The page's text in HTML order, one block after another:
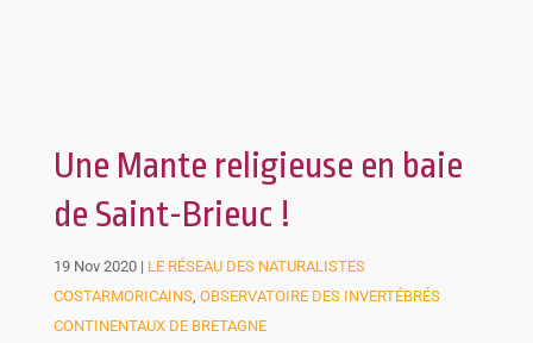
Une Mante religieuse en baie
de Saint-Brieuc !
19 Nov 2020| LE RÉSEAU DES NATURALISTES
COSTARMORICAINS, OBSERVATOIRE DES INVERTÉBRÉS
CONTINENTAUX DE BRETAGNE